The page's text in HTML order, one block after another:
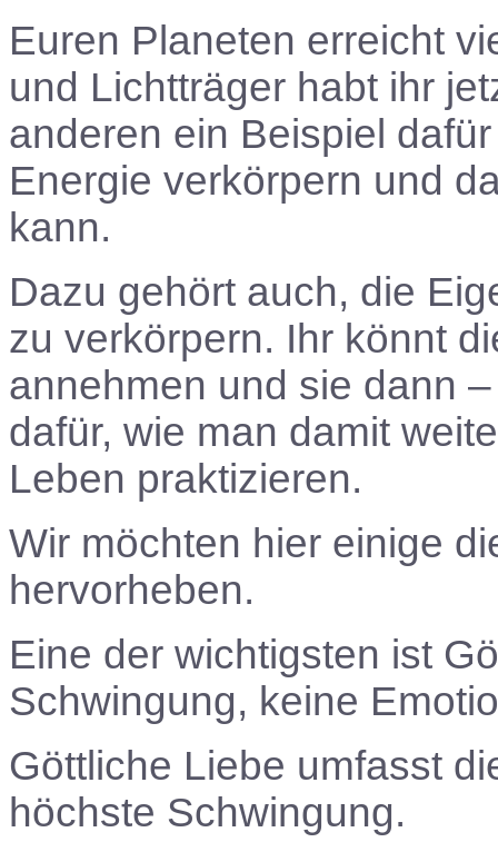
Euren Planeten erreicht
und Lichtträger habt ihr
anderen ein Beispiel
Energie verkörpern und
kann.
Dazu gehört auch, die
zu verkörpern. Ihr könnt
annehmen und sie dann
dafür, wie man damit
Leben praktizieren.
Wir möchten hier einige
hervorheben.
Eine der wichtigsten ist
Schwingung, keine
Göttliche Liebe umfasst
höchste Schwingung.